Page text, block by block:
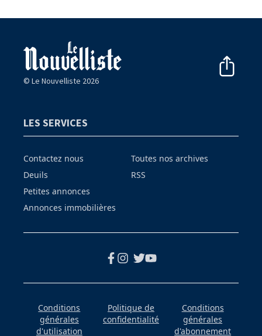
© Le Nouvelliste 2026
LES SERVICES
Contactez nous
Deuils
Petites annonces
Annonces immobilières
Toutes nos archives
RSS
Conditions
générales
d'utilisation
Politique de
confidentialité
Conditions
générales
d'abonnement